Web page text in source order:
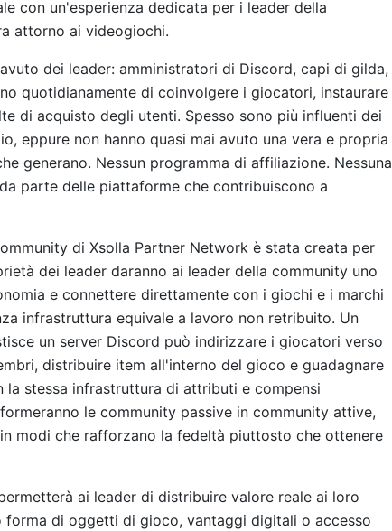
con un'esperienza dedicata per i leader della
attorno ai videogiochi.
dei leader: amministratori di Discord, capi di gilda,
quotidianamente di coinvolgere i giocatori, instaurare
di acquisto degli utenti. Spesso sono più influenti dei
eppure non hanno quasi mai avuto una vera e propria
generano. Nessun programma di affiliazione. Nessuna
parte delle piattaforme che contribuiscono a
di Xsolla Partner Network è stata creata per
dei leader daranno ai leader della community uno
e connettere direttamente con i giochi e i marchi
infrastruttura equivale a lavoro non retribuito. Un
un server Discord può indirizzare i giocatori verso
distribuire item all'interno del gioco e guadagnare
stessa infrastruttura di attributi e compensi
le community passive in community attive,
modi che rafforzano la fedeltà piuttosto che ottenere
ai leader di distribuire valore reale ai loro
di oggetti di gioco, vantaggi digitali o accesso